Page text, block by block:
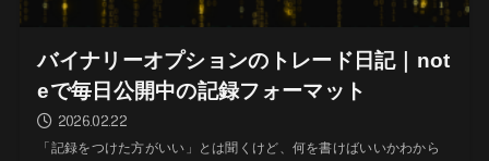
バイナリーオプションのトレード日記｜not
eで毎日公開中の記録フォーマット
2026.02.22
「記録をつけた方がいい」とは聞くけど、何を書けばいいかわから